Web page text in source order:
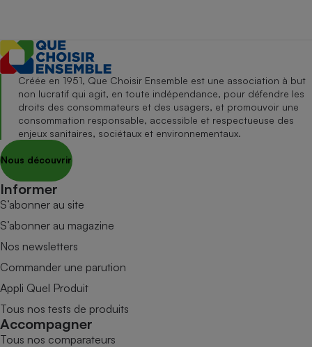
Créée en 1951, Que Choisir Ensemble est une association à but
non lucratif qui agit, en toute indépendance, pour défendre les
droits des consommateurs et des usagers, et promouvoir une
consommation responsable, accessible et respectueuse des
enjeux sanitaires, sociétaux et environnementaux.
Nous découvrir
Informer
S’abonner au site
S’abonner au magazine
Nos newsletters
Commander une parution
Appli Quel Produit
Tous nos tests de produits
Accompagner
Tous nos comparateurs